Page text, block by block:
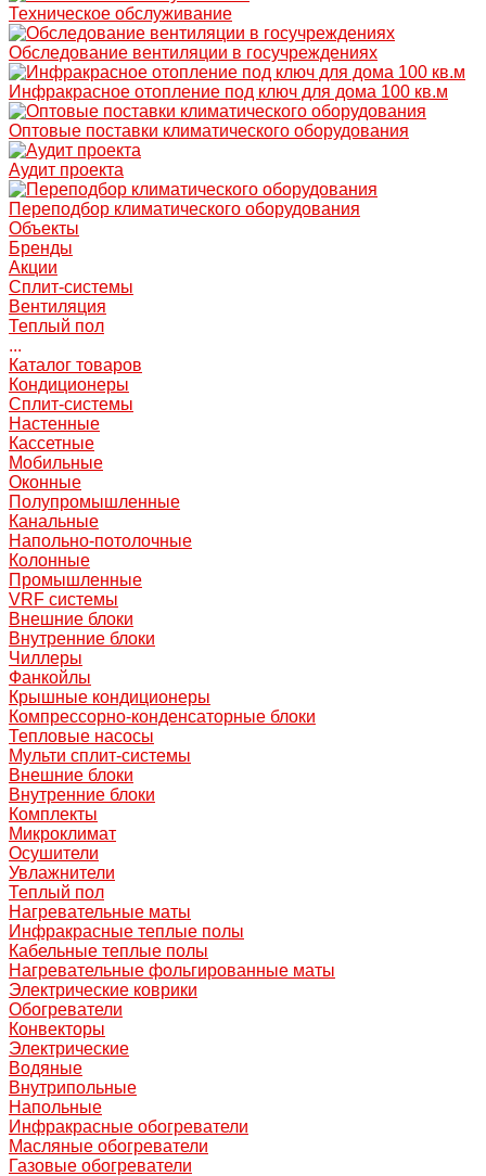
Техническое обслуживание
Обследование вентиляции в госучреждениях
Инфракрасное отопление под ключ для дома 100 кв.м
Оптовые поставки климатического оборудования
Аудит проекта
Переподбор климатического оборудования
Объекты
Бренды
Акции
Сплит-системы
Вентиляция
Теплый пол
...
Каталог товаров
Кондиционеры
Сплит-системы
Настенные
Кассетные
Мобильные
Оконные
Полупромышленные
Канальные
Напольно-потолочные
Колонные
Промышленные
VRF системы
Внешние блоки
Внутренние блоки
Чиллеры
Фанкойлы
Крышные кондиционеры
Компрессорно-конденсаторные блоки
Тепловые насосы
Мульти сплит-системы
Внешние блоки
Внутренние блоки
Комплекты
Микроклимат
Осушители
Увлажнители
Теплый пол
Нагревательные маты
Инфракрасные теплые полы
Кабельные теплые полы
Нагревательные фольгированные маты
Электрические коврики
Обогреватели
Конвекторы
Электрические
Водяные
Внутрипольные
Напольные
Инфракрасные обогреватели
Масляные обогреватели
Газовые обогреватели